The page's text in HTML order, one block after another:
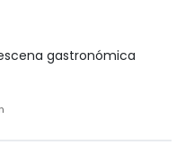
gastronómica